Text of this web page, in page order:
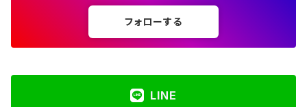
フォローする
LINE